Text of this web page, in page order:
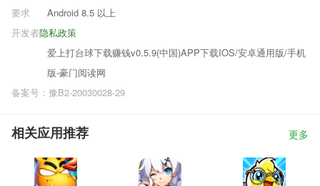
要求
Android 8.5 以上
隐私政策
开发者
爱上打台球下载赚钱v0.5.9(中国)APP下载IOS/安卓通用版/手机
版-豪门阅读网
备案号：豫B2-20030028-29
相关应用推荐 更多